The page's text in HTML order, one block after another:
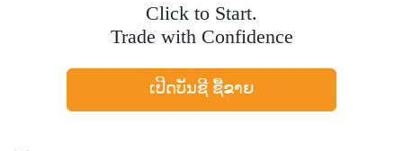
Click to Start.
Trade with Confidence
ເປີດບັນຊີ ຊື້ຂາຍ